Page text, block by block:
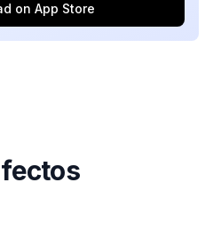
on App Store